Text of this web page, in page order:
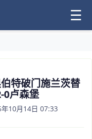
☰
特破门施兰茨替
0卢森堡
10月14日 07:33